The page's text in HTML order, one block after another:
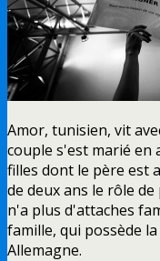
Amor, tunisien, vit
couple s'est marié en
filles dont le père est
de deux ans le rôle
n'a plus d'attaches
famille, qui possède
Allemagne.